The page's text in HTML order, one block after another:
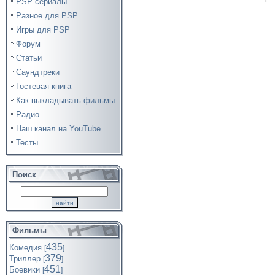
Разное для PSP
Игры для PSP
Форум
Статьи
Саундтреки
Гостевая книга
Как выкладывать фильмы
Радио
Наш канал на YouTube
Тесты
Поиск
Фильмы
Комедия [435]
Триллер [379]
Боевики [451]